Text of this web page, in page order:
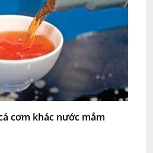
cơm khác nước mắm